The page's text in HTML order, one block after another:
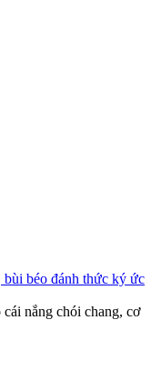
béo đánh thức ký ức
nắng chói chang, cơ